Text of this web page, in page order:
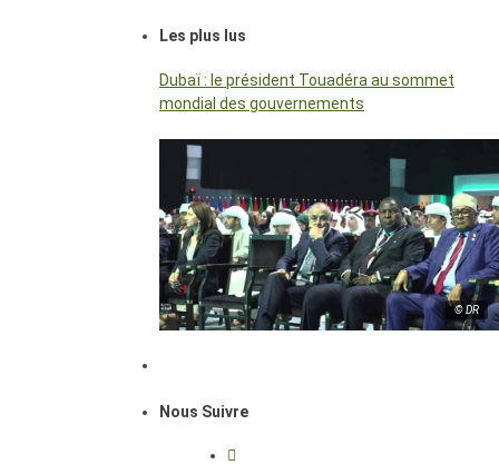
Les plus lus
Dubaï : le président Touadéra au sommet
mondial des gouvernements
© DR
Nous Suivre